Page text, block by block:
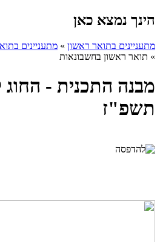
הינך נמצא כאן
מתעניינים בתואר ראשון » מתעניינים
» תואר ראשון בחשבונאות
מבנה התכנית -
תשפ"ז